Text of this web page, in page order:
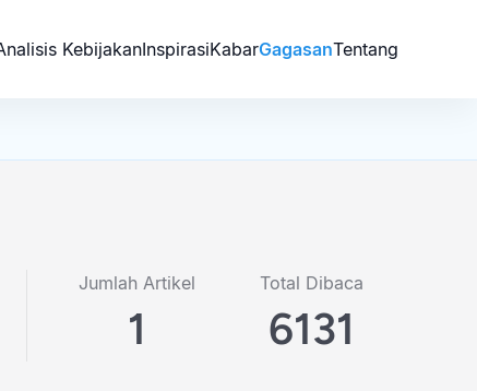
KebijakanInspirasiKabarGagasanTentang
Jumlah Artikel
1
Total Dibaca
6131